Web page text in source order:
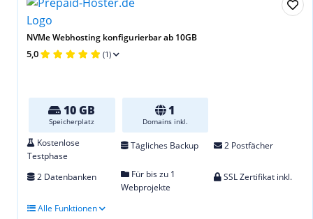
NVMe Webhosting konfigurierbar ab 10GB
5,0 (1)
10 GB
Speicherplatz
1
Domains inkl.
Kostenlose
Testphase
Tägliches Backup 2 Postfächer
2 Datenbanken
Für bis zu 1
Webprojekte
SSL Zertifikat inkl.
Alle Funktionen